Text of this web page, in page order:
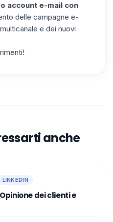
account e-mail con
delle campagne e-
e dei nuovi
anche
LINKEDIN
dei clienti e